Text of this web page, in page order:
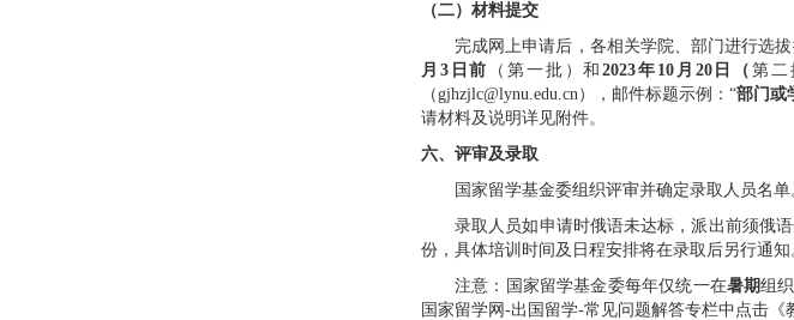
（二）材料提交
完成网上申请后，各相关学院、部门进行选
月 3日前 （第一批）和2023年 10月 20日（第二
（gjhzjlc@lynu.edu.cn），邮件标题示例：“部门或
请材料及说明详见附件。
六、评审及录取
国家留学基金委组织评审并确定录取人员名
录取人员如申请时俄语未达标，派出前须俄
份，具体培训时间及日程安排将在录取后另行通知
注意：国家留学基金委每年仅统一在暑期组
国家留学网 -出国留学-常见问题解答专栏中点击《